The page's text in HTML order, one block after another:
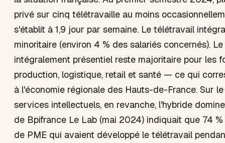
privé sur cinq télétravaille au moins
s'établit à 1,9 jour par semaine. Le télétravail
minoritaire (environ 4 % des salariés concernés).
intégralement présentiel reste majoritaire pour les
production, logistique, retail et santé — ce qui
à l'économie régionale des Hauts-de-France. Sur
services intellectuels, en revanche, l'hybride
de Bpifrance Le Lab (mai 2024) indiquait que 74
de PME qui avaient développé le télétravail